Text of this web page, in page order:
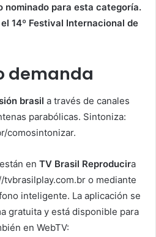
nominado para esta categoría.
14º Festival Internacional de
demanda
brasil a través de canales
parabólicas. Sintoniza:
comosintonizar.
en TV Brasil Reproducira
o mediante
inteligente. La aplicación se
gratuita y está disponible para
en WebTV: